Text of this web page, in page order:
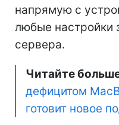
напрямую с
любые настройки
сервера.
Читайте
дефицитом
готовит новое